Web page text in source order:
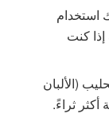
استخدام
كنت
(الألبان
أكثر ثراءً.